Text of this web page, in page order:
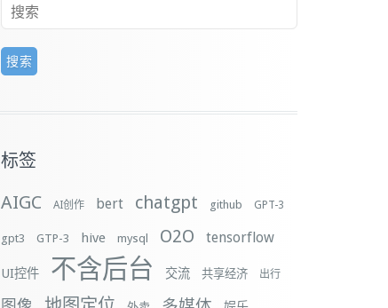
标签
AIGC
AI创作 bert chatgpt github GPT-3
gpt3 GTP-3 hive mysql O2O tensorflow
UI控件 不含后台 交流 共享经济 出行